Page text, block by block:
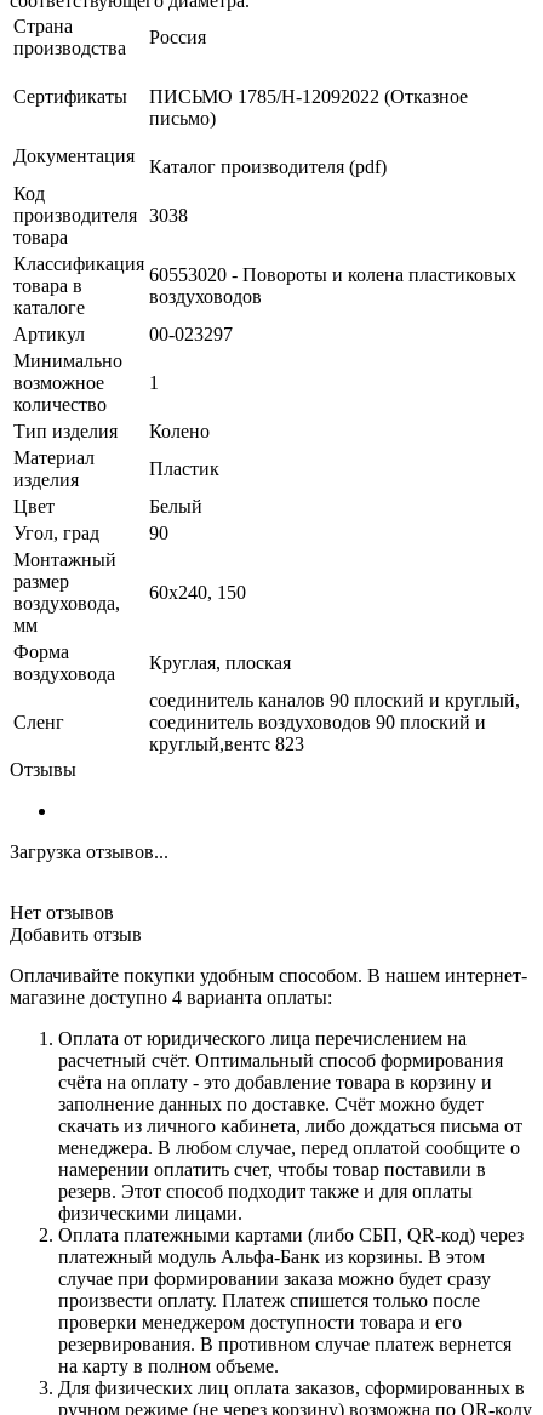
Страна
производства
Россия
Сертификаты
ПИСЬМО 1785/Н-12092022 (Отказное
письмо)
Документация
Каталог производителя (pdf)
Код
производителя
товара
3038
Классификация
товара в
каталоге
60553020 - Повороты и колена пластиковых
воздуховодов
Артикул
00-023297
Минимально
возможное
количество
1
Тип изделия
Колено
Материал
изделия
Пластик
Цвет
Белый
Угол, град
90
Монтажный
размер
воздуховода,
мм
60x240, 150
Форма
воздуховода
Круглая, плоская
Сленг
соединитель каналов 90 плоский и круглый,
соединитель воздуховодов 90 плоский и
круглый,вентс 823
Отзывы
Загрузка отзывов...
Нет отзывов
Добавить отзыв
Оплачивайте покупки удобным способом. В нашем интернет-
магазине доступно 4 варианта оплаты:
Оплата от юридического лица перечислением на
расчетный счёт. Оптимальный способ формирования
счёта на оплату - это добавление товара в корзину и
заполнение данных по доставке. Счёт можно будет
скачать из личного кабинета, либо дождаться письма от
менеджера. В любом случае, перед оплатой сообщите о
намерении оплатить счет, чтобы товар поставили в
резерв. Этот способ подходит также и для оплаты
физическими лицами.
Оплата платежными картами (либо СБП, QR-код) через
платежный модуль Альфа-Банк из корзины. В этом
случае при формировании заказа можно будет сразу
произвести оплату. Платеж спишется только после
проверки менеджером доступности товара и его
резервирования. В противном случае платеж вернется
на карту в полном объеме.
Для физических лиц оплата заказов, сформированных в
ручном режиме (не через корзину) возможна по QR-коду